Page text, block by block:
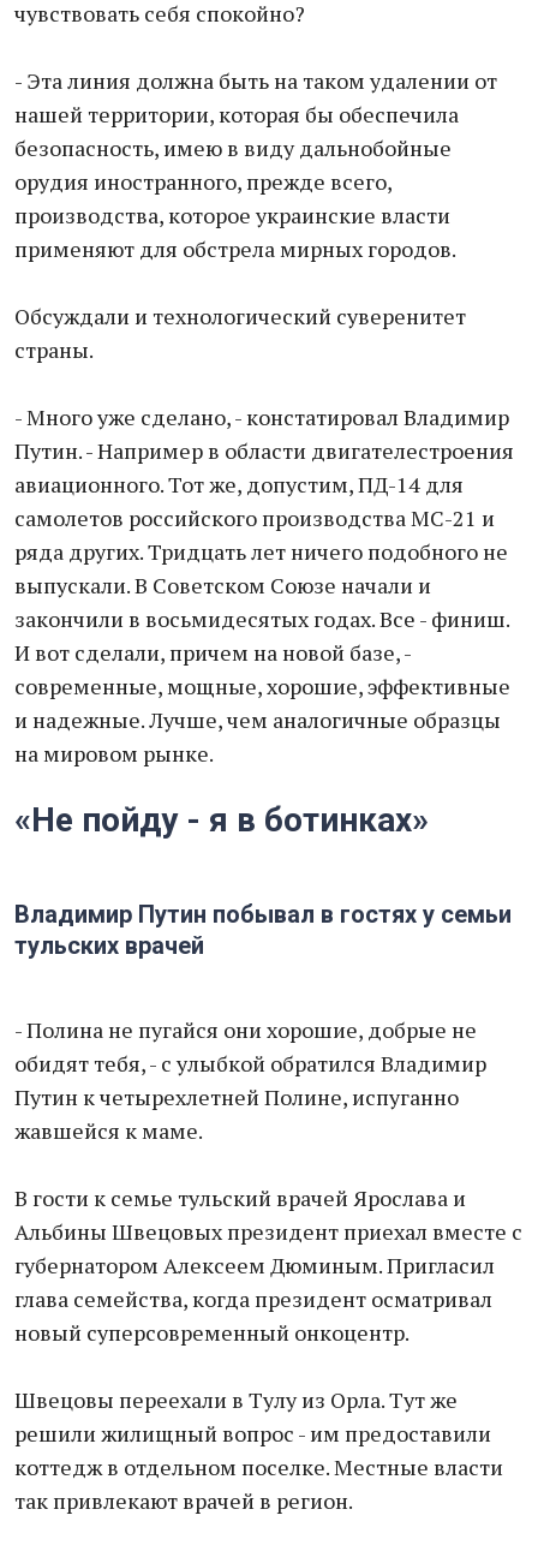
чувствовать себя спокойно?
- Эта линия должна быть на таком удалении от
нашей территории, которая бы обеспечила
безопасность, имею в виду дальнобойные
орудия иностранного, прежде всего,
производства, которое украинские власти
применяют для обстрела мирных городов.
Обсуждали и технологический суверенитет
страны.
- Много уже сделано, - констатировал Владимир
Путин. - Например в области двигателестроения
авиационного. Тот же, допустим, ПД-14 для
самолетов российского производства МС-21 и
ряда других. Тридцать лет ничего подобного не
выпускали. В Советском Союзе начали и
закончили в восьмидесятых годах. Все - финиш.
И вот сделали, причем на новой базе, -
современные, мощные, хорошие, эффективные
и надежные. Лучше, чем аналогичные образцы
на мировом рынке.
«Не пойду - я в ботинках»
Владимир Путин побывал в гостях у семьи
тульских врачей
- Полина не пугайся они хорошие, добрые не
обидят тебя, - с улыбкой обратился Владимир
Путин к четырехлетней Полине, испуганно
жавшейся к маме.
В гости к семье тульский врачей Ярослава и
Альбины Швецовых президент приехал вместе с
губернатором Алексеем Дюминым. Пригласил
глава семейства, когда президент осматривал
новый суперсовременный онкоцентр.
Швецовы переехали в Тулу из Орла. Тут же
решили жилищный вопрос - им предоставили
коттедж в отдельном поселке. Местные власти
так привлекают врачей в регион.